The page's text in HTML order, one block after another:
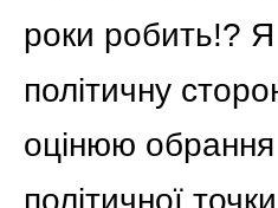
роки робить!?
політичну
оцінюю
політичної